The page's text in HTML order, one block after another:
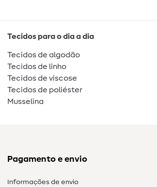
Tecidos para o dia a dia
Tecidos de algodão
Tecidos de linho
Tecidos de viscose
Tecidos de poliéster
Musselina
Pagamento e envio
Informações de envio